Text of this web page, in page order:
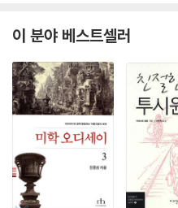
고 기술했는데, 이 공식을 적용하
이라고 할 수 있지만 제니 홀저나 로
용되지 않기 때문에 단토는 포스트
니즘의 계승인 동시에 초월이라는
을 지적한다. 그는 현대의 예술계
로 지시하는 것이 적합함을 주장한
함과 현대 예술의 양식들이 어떻게
다.
이 분야 베스트셀러